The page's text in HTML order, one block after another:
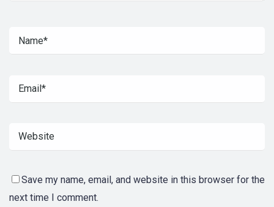
Save my name, email, and website in this browser for the
next time I comment.